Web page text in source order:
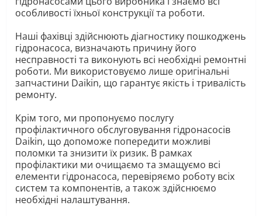
особливості їхньої конструкції та роботи.
Наші фахівці здійснюють діагностику пошкоджень
гідронасоса, визначають причину його
несправності та виконують всі необхідні ремонтні
роботи. Ми використовуємо лише оригінальні
запчастини Daikin, що гарантує якість і тривалість
ремонту.
Крім того, ми пропонуємо послугу
профілактичного обслуговування гідронасосів
Daikin, що допоможе попередити можливі
поломки та знизити їх ризик. В рамках
профілактики ми очищаємо та змащуємо всі
елементи гідронасоса, перевіряємо роботу всіх
систем та компонентів, а також здійснюємо
необхідні налаштування.